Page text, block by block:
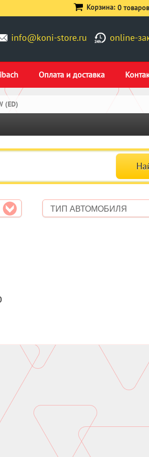
info@koni-store.ru online-
Оплата и доставка
Корзина: 0
(ED)
ТИП АВТОМОБИЛЯ